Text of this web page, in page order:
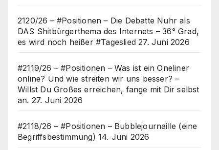
2120/26 – #Positionen – Die Debatte Nuhr als
DAS Shitbürgerthema des Internets – 36° Grad,
es wird noch heißer #Tageslied 27. Juni 2026
#2119/26 – #Positionen – Was ist ein Oneliner
online? Und wie streiten wir uns besser? –
Willst Du Großes erreichen, fange mit Dir selbst
an. 27. Juni 2026
#2118/26 – #Positionen – Bubblejournaille (eine
Begriffsbestimmung) 14. Juni 2026